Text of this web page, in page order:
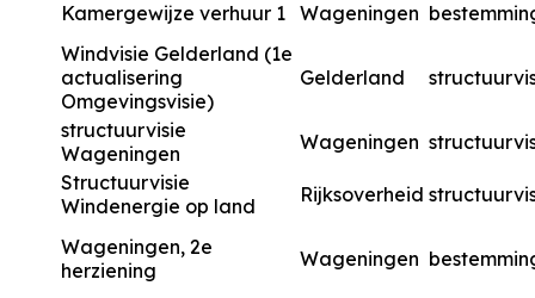
Kamergewijze verhuur 1 Wageningen
Windvisie Gelderland (1e
actualisering
Omgevingsvisie)
Gelderland
structuurvisie
Wageningen
Wageningen
Structuurvisie
Windenergie op land
Rijksoverheid
Wageningen, 2e
herziening
Wageningen